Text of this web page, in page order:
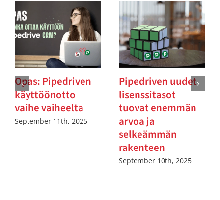
Opas: Pipedriven
käyttöönotto
vaihe vaiheelta
September 11th, 2025
Pipedriven uudet
lisenssitasot
tuovat enemmän
arvoa ja
selkeämmän
rakenteen
September 10th, 2025